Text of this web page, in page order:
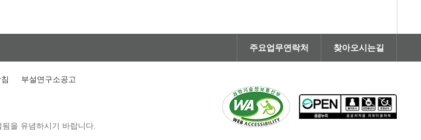
주요업무연락처 찾아오시는길
부설연구소공고
을 유념하시기 바랍니다.